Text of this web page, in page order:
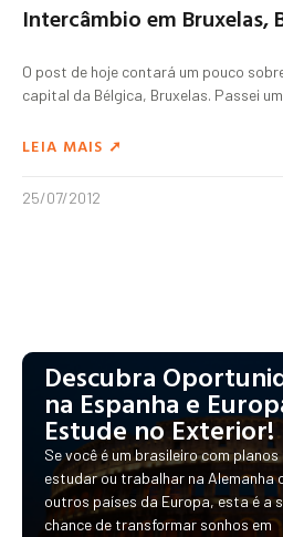
Intercâmbio em Bruxelas,
O post de hoje contará um pouco
capital da Bélgica, Bruxelas. Passei
LEIA MAIS ➚
25/07/2012
Descubra
na Espanha e
Estude no Exterior!
Se você é um brasileiro com planos
estudar ou trabalhar na Alemanha
outros países da Europa, esta é a
chance de transformar sonhos em